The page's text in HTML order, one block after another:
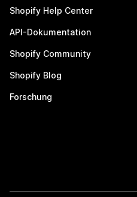
Shopify Help Center
API-Dokumentation
Shopify Community
Shopify Blog
Forschung